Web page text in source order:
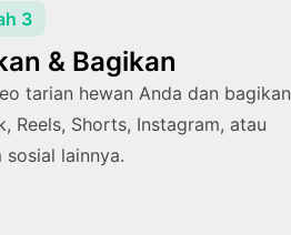
3
& Bagikan
tarian hewan Anda dan bagikan
Reels, Shorts, Instagram, atau
lainnya.